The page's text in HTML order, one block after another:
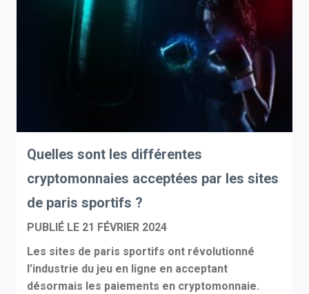
Quelles sont les différentes
cryptomonnaies acceptées par les sites
de paris sportifs ?
PUBLIÉ LE 21 FÉVRIER 2024
Les sites de paris sportifs ont révolutionné
l’industrie du jeu en ligne en acceptant
désormais les paiements en cryptomonnaie.